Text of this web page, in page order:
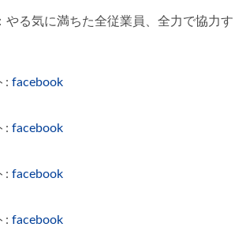
やる気に満ちた全従業員、全力で協力す
: facebook
: facebook
: facebook
: facebook